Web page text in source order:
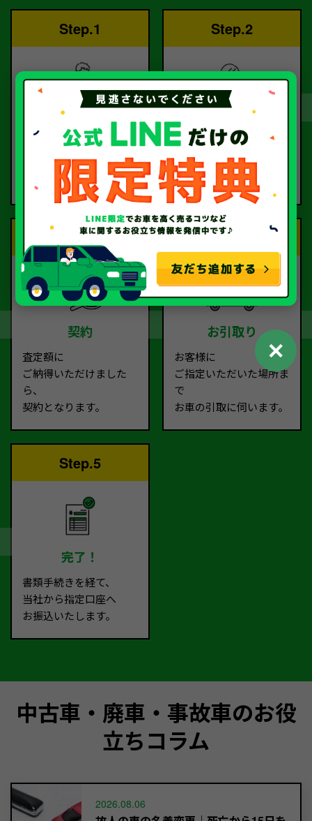
Step.1
お電話または査定フォー
ご依頼ください。
Step.2
査定のプロが
お電話で回答いたしま
す。
Step.3
契約
査定額に
ご納得いただけました
ら、
契約となります。
Step.4
お引取り
お客様に
ご指定いただいた場所ま
で
お車の引取に伺います。
Step.5
完了！
書類手続きを経て、
当社から指定口座へ
お振込いたします。
中古車・廃車・事故車のお役
立ちコラム
2026.08.06
✕